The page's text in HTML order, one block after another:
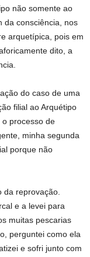
não somente ao
da consciência, nos
arquetípica, pois em
dito, a
do caso de uma
filial ao Arquétipo
processo de
minha segunda
porque não
reprovação.
e a levei para
muitas pescarias
perguntei como ela
e sofri junto com